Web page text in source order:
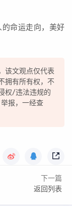
命运走向，美好
该文观点仅代表
拥有所有权，不
权/违法违规的
报，一经查
下一篇
返回列表